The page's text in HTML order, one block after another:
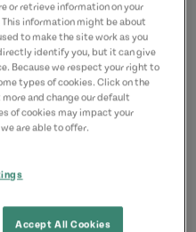
or retrieve information on your
information might be about
to make the site work as you
identify you, but it can give
Because we respect your right to
types of cookies. Click on the
and change our default
of cookies may impact your
are able to offer.
Accept All Cookies